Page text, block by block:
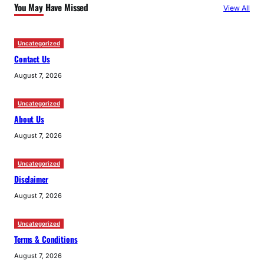
h
You May Have Missed View All
Uncategorized
Contact Us
August 7, 2026
Uncategorized
About Us
August 7, 2026
Uncategorized
Disclaimer
August 7, 2026
Uncategorized
Terms & Conditions
August 7, 2026